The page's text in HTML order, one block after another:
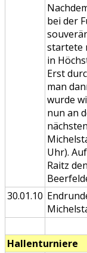
bei der
startete
in
Erst
man
wurde
nun an
Uhr).
Raitz
30.01.10
Hallenturniere